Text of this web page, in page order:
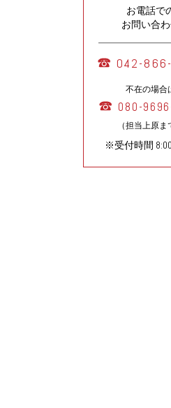
お電話で
お問い合
042-
不在の場合
080-
（担当上原ま
※受付時間